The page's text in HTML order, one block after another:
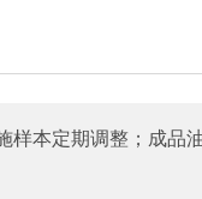
样本定期调整；成品